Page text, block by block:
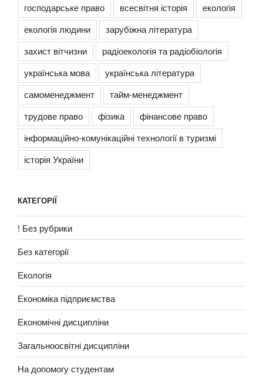
господарське право
всесвітня історія
екологія
екологія людини
зарубіжна література
захист вітчизни
радіоекологія та радіобіологія
українська мова
українська література
самоменеджмент
тайм-менеджмент
трудове право
фізика
фінансове право
інформаційно-комунікаційні технології в туризмі
історія України
КАТЕГОРІЇ
! Без рубрики
Без категорії
Екологія
Економіка підприємства
Економічні дисципліни
Загальноосвітні дисципліни
На допомогу студентам